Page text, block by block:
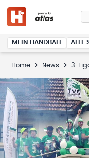
MEIN HANDBALL ALLE
Home News 3.